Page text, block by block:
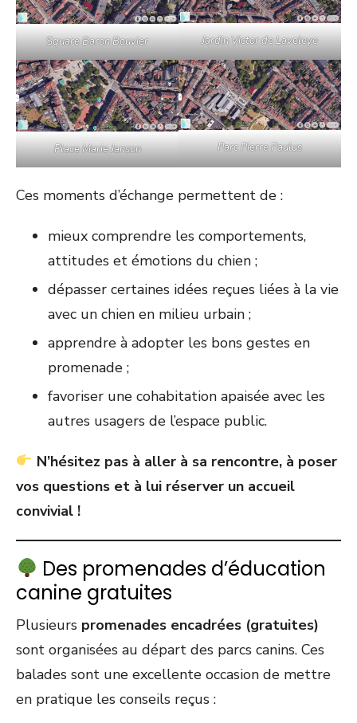
Square Baron Bouvier Jardin Victor de Laveleye
Place Marie Janson Parc Pierre Paulus
Ces moments d’échange permettent de :
mieux comprendre les comportements,
attitudes et émotions du chien ;
dépasser certaines idées reçues liées à la vie
avec un chien en milieu urbain ;
apprendre à adopter les bons gestes en
promenade ;
favoriser une cohabitation apaisée avec les
autres usagers de l’espace public.
N’hésitez pas à aller à sa rencontre, à poser
vos questions et à lui réserver un accueil
convivial !
Des promenades d’éducation
canine gratuites
Plusieurs promenades encadrées (gratuites)
sont organisées au départ des parcs canins. Ces
balades sont une excellente occasion de mettre
en pratique les conseils reçus :